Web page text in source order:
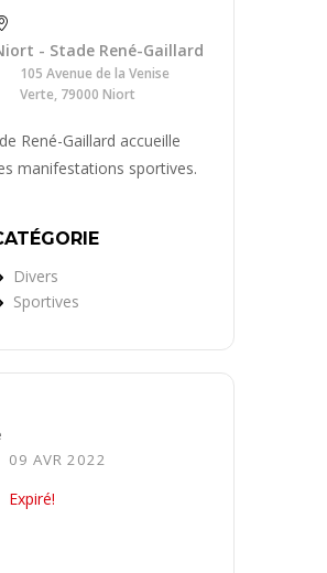
- Stade René-Gaillard
105 Avenue de la Venise
Verte, 79000 Niort
René-Gaillard accueille
manifestations sportives.
Divers
Sportives
09 AVR 2022
Expiré!